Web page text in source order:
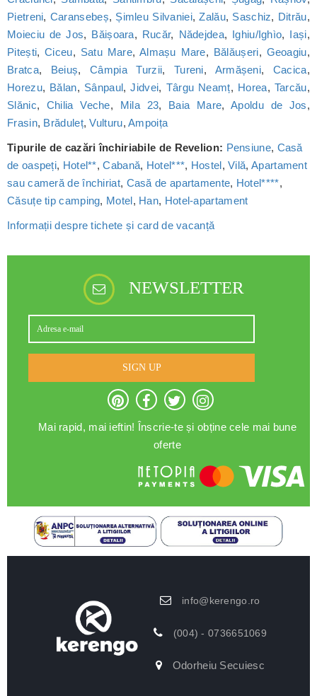
Pietreni, Caransebeș, Șimleu Silvaniei,Zalău, Saschiz, Ditrău,
Moieciu de Jos, Băișoara, Rucăr, Nădejdea, Ighiu/Ighìo, Iași,
Pitești,Ciceu, Satu Mare, Almașu Mare, Bălăușeri, Geoagiu,
Bratca, Beiuș, Câmpia Turzii, Tureni, Armășeni, Cacica,
Horezu, Bălan, Sânpaul,Jidvei, Târgu Neamț, Horea, Tarcău,
Slănic, Chilia Veche, Mila 23, Baia Mare,Apoldu de Jos,
Frasin, Brăduleț,Vulturu,Ampoița
Tipurile de cazări închiriabile de Revelion: Pensiune, Casă
de oaspeți, Hotel**,Cabană, Hotel***, Hostel,Vilă, Apartament
sau cameră de închiriat, Casă de apartamente, Hotel****,
Căsuțe tip camping, Motel, Han, Hotel-apartament
Informații despre tichete și card de vacanță
NEWSLETTER
SIGN UP
Mai rapid, mai ieftin! Înscrie-te și obține cele mai bune
oferte
info@kerengo.ro
(004) - 0736651069
Odorheiu Secuiesc